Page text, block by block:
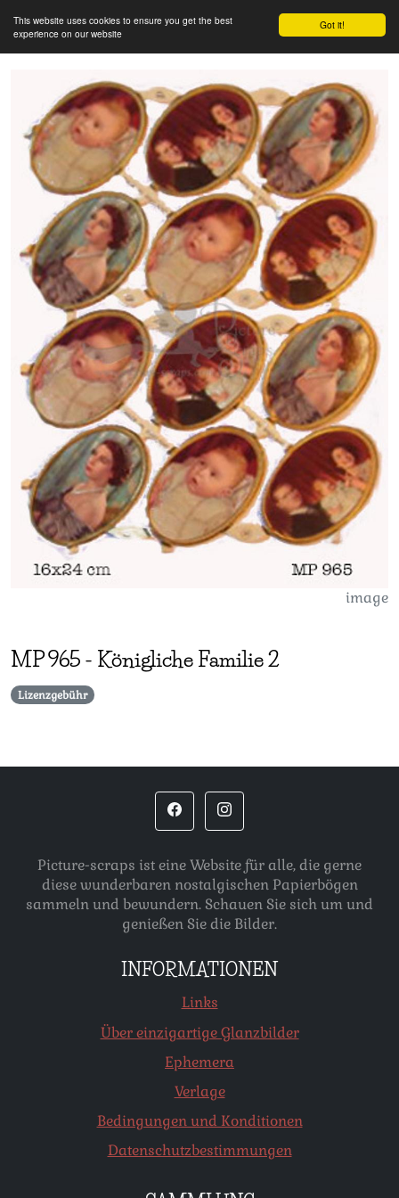
Got it!
This website uses cookies to ensure you get the best
experience on our website
image
MP965 - Königliche Familie 2
Lizenzgebühr
Picture-scraps ist eine Website für alle, die gerne
diese wunderbaren nostalgischen Papierbögen
sammeln und bewundern. Schauen Sie sich um und
genießen Sie die Bilder.
INFORMATIONEN
Links
Über einzigartige Glanzbilder
Ephemera
Verlage
Bedingungen und Konditionen
Datenschutzbestimmungen